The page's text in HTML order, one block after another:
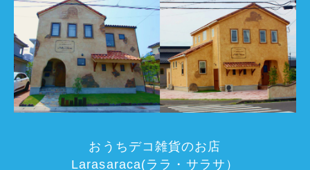
おうちデコ雑貨のお店
Larasaraca(ララ・サラサ）